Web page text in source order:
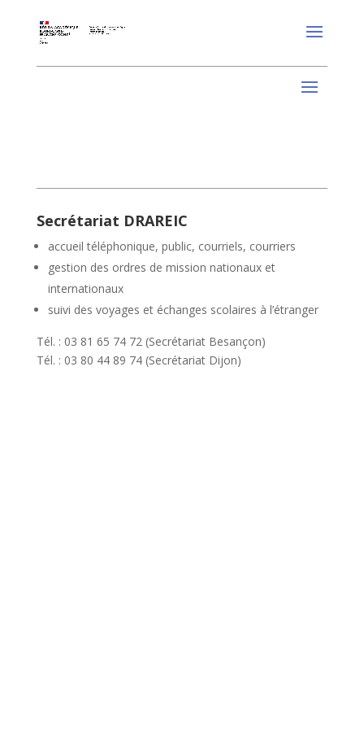
Secrétariat DRAREIC
accueil téléphonique, public, courriels, courriers
gestion des ordres de mission nationaux et
internationaux
suivi des voyages et échanges scolaires à l’étranger
Tél. : 03 81 65 74 72 (Secrétariat Besançon)
Tél. : 03 80 44 89 74 (Secrétariat Dijon)